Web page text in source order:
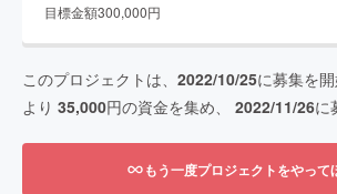
目標金額300,000円
このプロジェクトは、 2022/10/25に募集を開
より 35,000円の資金を集め、 2022/11/26に
もう一度プロジェクトをやって